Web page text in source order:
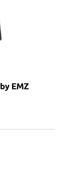
EMZ